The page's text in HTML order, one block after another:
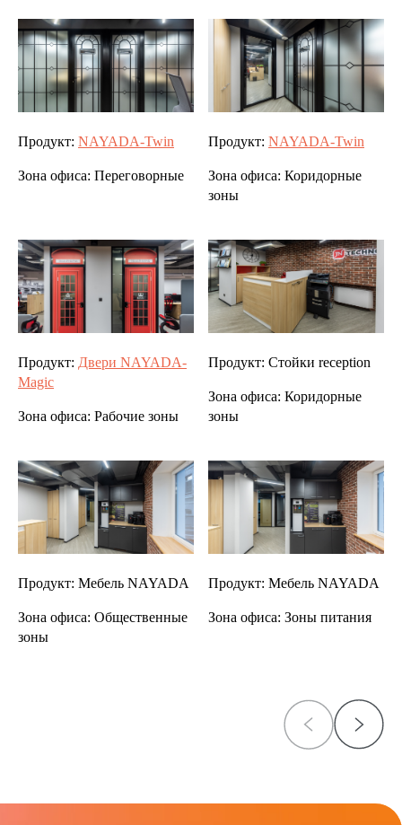
Продукт: NAYADA-Twin
Зона офиса: Переговорные
Продукт: NAYADA-Twin
Зона офиса: Коридорные
зоны
Продукт: Двери NAYADA-
Magic
Зона офиса: Рабочие зоны
Продукт: Стойки reception
Зона офиса: Коридорные
зоны
Продукт: Мебель NAYADA
Зона офиса: Общественные
зоны
Продукт: Мебель NAYADA
Зона офиса: Зоны питания